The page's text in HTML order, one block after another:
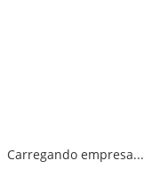
Carregando empresa...